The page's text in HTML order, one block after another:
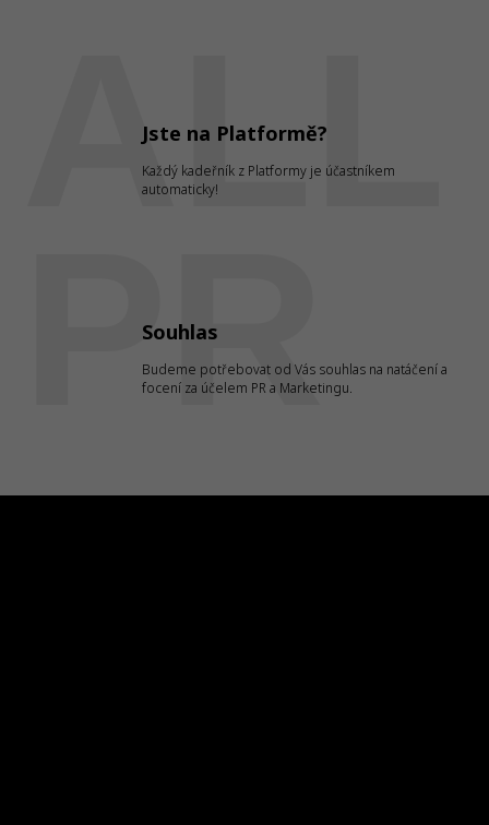
Jste na Platformě?
Každý kadeřník z Platformy je účastníkem
automaticky!
ALL
Souhlas
Budeme potřebovat od Vás souhlas na natáčení a
focení za účelem PR a Marketingu.
PR